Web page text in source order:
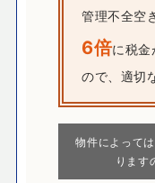
管理不全空
6倍に税金
ので、適切
物件によって
ります